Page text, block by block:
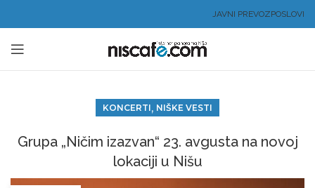
JAVNI PREVOZPOSLOVI
KONCERTI, NIŠKE VESTI
Grupa „Ničim izazvan“ 23. avgusta na novoj
lokaciji u Nišu